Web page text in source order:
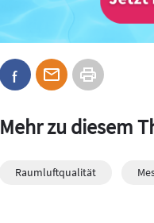
Mehr zu diesem
Raumluftqualität